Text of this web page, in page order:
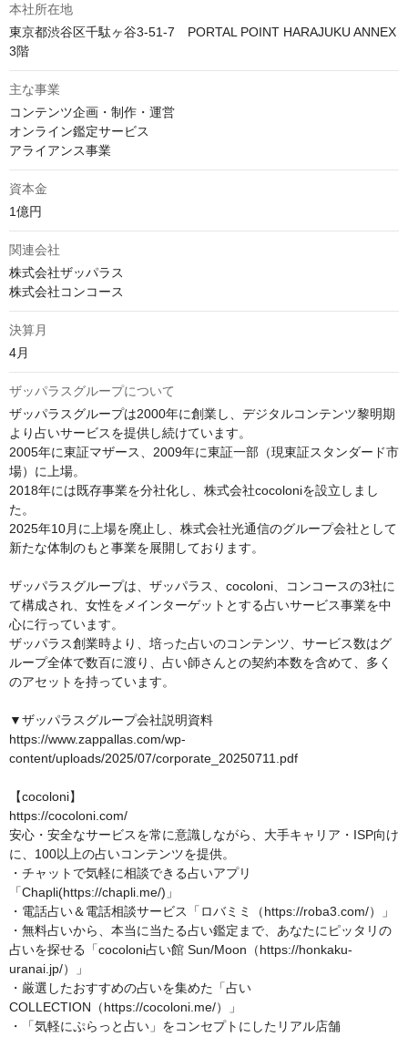
本社所在地
東京都渋谷区千駄ヶ谷3-51-7　PORTAL POINT HARAJUKU ANNEX
3階
主な事業
コンテンツ企画・制作・運営
オンライン鑑定サービス
アライアンス事業
資本金
1億円
関連会社
株式会社ザッパラス
株式会社コンコース
決算月
4月
ザッパラスグループについて
ザッパラスグループは2000年に創業し、デジタルコンテンツ黎明期
より占いサービスを提供し続けています。
2005年に東証マザース、2009年に東証一部（現東証スタンダード市
場）に上場。
2018年には既存事業を分社化し、株式会社cocoloniを設立しまし
た。
2025年10月に上場を廃止し、株式会社光通信のグループ会社として
新たな体制のもと事業を展開しております。
ザッパラスグループは、ザッパラス、cocoloni、コンコースの3社に
て構成され、女性をメインターゲットとする占いサービス事業を中
心に行っています。
ザッパラス創業時より、培った占いのコンテンツ、サービス数はグ
ループ全体で数百に渡り、占い師さんとの契約本数を含めて、多く
のアセットを持っています。
▼ザッパラスグループ会社説明資料
https://www.zappallas.com/wp-
content/uploads/2025/07/corporate_20250711.pdf
【cocoloni】
https://cocoloni.com/
安心・安全なサービスを常に意識しながら、大手キャリア・ISP向け
に、100以上の占いコンテンツを提供。
・チャットで気軽に相談できる占いアプリ
「Chapli(https://chapli.me/)」
・電話占い＆電話相談サービス「ロバミミ（https://roba3.com/）」
・無料占いから、本当に当たる占い鑑定まで、あなたにピッタリの
占いを探せる「cocoloni占い館 Sun/Moon（https://honkaku-
uranai.jp/）」
・厳選したおすすめの占いを集めた「占い
COLLECTION（https://cocoloni.me/）」
・「気軽にぷらっと占い」をコンセプトにしたリアル店舗